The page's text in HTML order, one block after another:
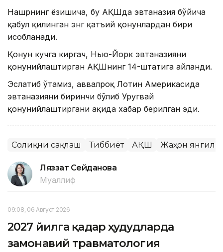
Нашрнинг ёзишича, бу АҚШда эвтаназия бўйича
қабул қилинган энг қатъий қонунлардан бири
ҳисобланади.
Қонун кучга киргач, Нью-Йорк эвтаназияни
қонунийлаштирган АҚШнинг 14-штатига айланди.
Эслатиб ўтамиз, аввалроқ Лотин Америкасида
эвтаназияни биринчи бўлиб Уругвай
қонунийлаштиргани ҳақида хабар берилган эди.
Соғлиқни сақлаш Тиббиёт АҚШ Жаҳон
Ляззат Сейданова
Муаллиф
09:08, 06 Август 2026
2027 йилга қадар ҳудудларда
замонавий травматология